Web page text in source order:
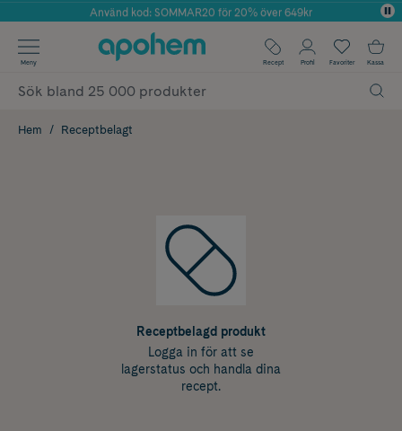
Årets Butik 2025 inom Skönhet
Använd kod: SOMMAR20 för 20% över 649kr
✓ Fri frakt
✓ Poäng på alla köp*
Meny Recept Profil Favoriter Kassa
Hem Receptbelagt
Receptbelagd produkt
Logga in för att se
lagerstatus och handla dina
recept.